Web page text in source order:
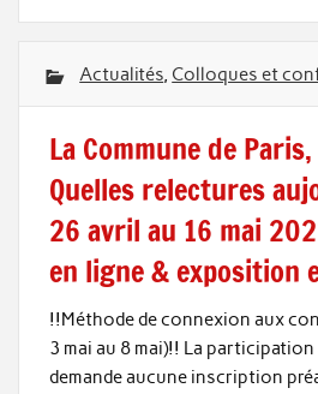
Actualités Colloques et
La Commune de
Quelles relectures
26 avril au 16 mai
en ligne & exposition
!!Méthode de connexion aux
3 mai au 8 mai)!! La
demande aucune inscription